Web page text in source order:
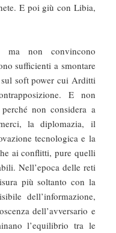
E poi giù con Libia,
non convincono
sufficienti a smontare
sul soft power cui Arditti
E non
non considera a
la diplomazia, il
tecnologica e la
ai conflitti, pure quelli
Nell’epoca delle reti
più soltanto con la
dell’informazione,
dell’avversario e
l’equilibrio tra le